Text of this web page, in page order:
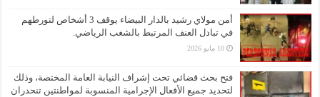
أمن مولاي رشيد بالدار البيضاء يوقف 3 أشخاص لتورطهم
في تبادل العنف المرتبط بالشغب الرياضي.
10 مايو 2026
فتح بحث قضائي تحت إشراف النيابة العامة المختصة، وذلك
لتحديد جميع الأفعال الإجرامية المنسوبة لمواطنتين تنحدران